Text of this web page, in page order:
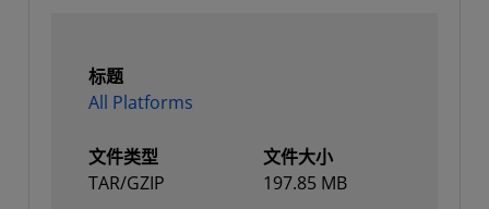
标题
All Platforms
文件类型
TAR/GZIP
文件大小
197.85 MB